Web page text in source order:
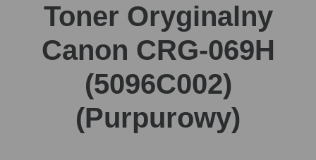
Toner Oryginalny
Canon CRG-069H
(5096C002)
(Purpurowy)